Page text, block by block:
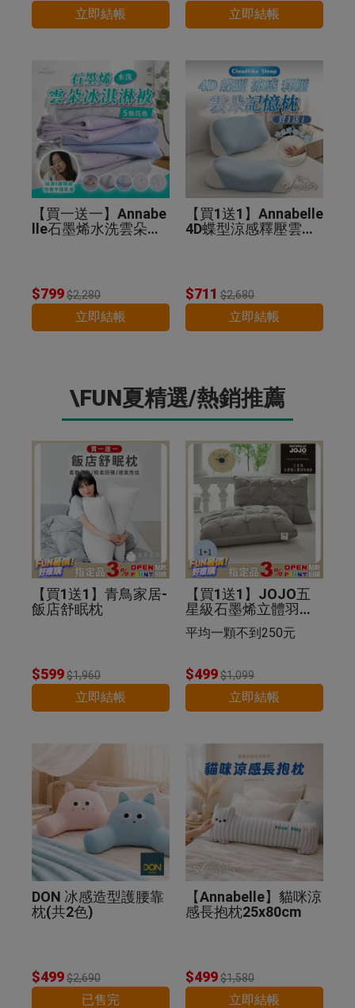
立即結帳 立即結帳
【買一送一】Annabe
lle石墨烯水洗雲朵冰
$799$2,280
立即結帳
【買1送1】Annabelle
4D蝶型涼感釋壓雲朵
$711 $2,680
立即結帳
\FUN夏精選/熱銷推薦
【買1送1】青鳥家居-
飯店舒眠枕
$599$1,960
立即結帳
【買1送1】JOJO五
星級石墨烯立體羽絲
絨枕(紐花枕)
平均一顆不到250元
$499$1,099
立即結帳
DON 冰感造型護腰靠
枕(共2色)
$499$2,690
已售完
【Annabelle】貓咪涼
感長抱枕25x80cm
$499$1,580
立即結帳